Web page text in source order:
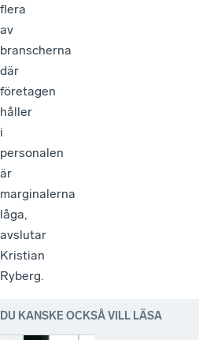
flera
av
branscherna
där
företagen
håller
i
personalen
är
marginalerna
låga,
avslutar
Kristian
Ryberg.
DU KANSKE OCKSÅ VILL LÄSA